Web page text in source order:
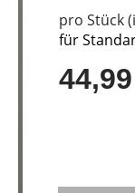
pro Stück
für